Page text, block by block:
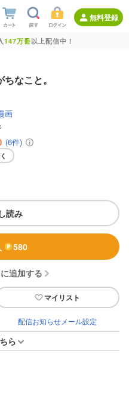
無料登録
147万冊以上配信中！
なこと。
画
(6件)
読み
580
追加する
マイリスト
配信お知らせメール設定
ら